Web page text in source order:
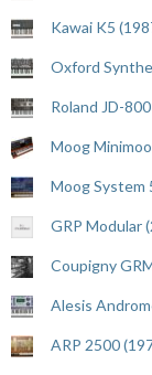
Kawai K5
Oxford
Roland JD-
Moog
Moog System
GRP Modular
Coupigny
Alesis
ARP 2500